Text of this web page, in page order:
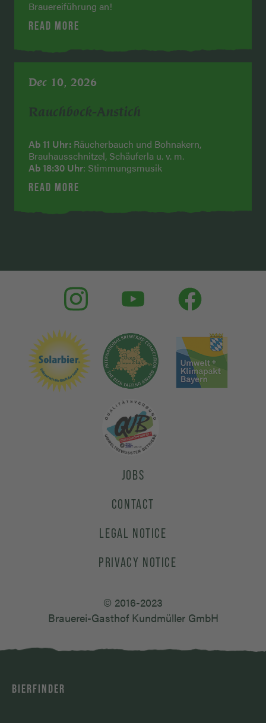
Brauereiführung an!
READ MORE
Dec 10, 2026
Rauchbock-Anstich
Ab 11 Uhr: Räucherbauch und Bohnakern,
Brauhausschnitzel, Schäuferla u. v. m.
Ab 18:30 Uhr: Stimmungsmusik
READ MORE
JOBS
CONTACT
LEGAL NOTICE
PRIVACY NOTICE
© 2016-2023
Brauerei-Gasthof Kundmüller GmbH
BIERFINDER